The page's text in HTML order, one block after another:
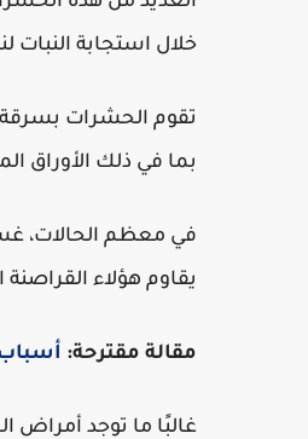
خلال استجابة النبات
تقوم الحشرات بسرقة
بما في ذلك الأوراق
في معظم الحالات،
يقاوم هؤلاء
مقالة مقترحة: أسباب
غالبًا ما توجد أمراض